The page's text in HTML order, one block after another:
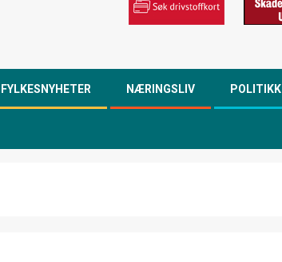
FYLKESNYHETER NÆRINGSLIV POLITIKK